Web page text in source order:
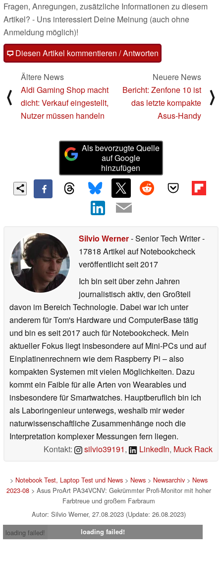
Fragen, Anregungen, zusätzliche Informationen zu diesem
Artikel? - Uns interessiert Deine Meinung (auch ohne
Anmeldung möglich)!
Diesen Artikel kommentieren / Antworten
⟨
Ältere News
Aldi Gaming Shop macht
dicht: Verkauf eingestellt,
Nutzer müssen handeln
Neuere News
Bericht: Zenfone 10 ist
das letzte kompakte
Asus-Handy
⟩
Als bevorzugte Quelle
auf Google
hinzufügen
Silvio Werner- Senior Tech Writer-
17818 Artikel auf Notebookcheck
veröffentlichtseit 2017
Ich bin seit über zehn Jahren
journalistisch aktiv, den Großteil
davon im Bereich Technologie. Dabei war ich unter
anderem für Tom's Hardware und ComputerBase tätig
und bin es seit 2017 auch für Notebookcheck. Mein
aktueller Fokus liegt insbesondere auf Mini-PCs und auf
Einplatinenrechnern wie dem Raspberry Pi – also
kompakten Systemen mit vielen Möglichkeiten. Dazu
kommt ein Faible für alle Arten von Wearables und
insbesondere für Smartwatches. Hauptberuflich bin ich
als Laboringenieur unterwegs, weshalb mir weder
naturwissenschaftliche Zusammenhänge noch die
Interpretation komplexer Messungen fern liegen.
Kontakt:
silvio39191, LinkedIn, Muck Rack
> Notebook Test, Laptop Test und News> News> Newsarchiv> News
2023-08> Asus ProArt PA34VCNV: Gekrümmter Profi-Monitor mit hoher
Farbtreue und großem Farbraum
Autor: Silvio Werner, 27.08.2023 (Update: 26.08.2023)
loading failed!
loading failed!